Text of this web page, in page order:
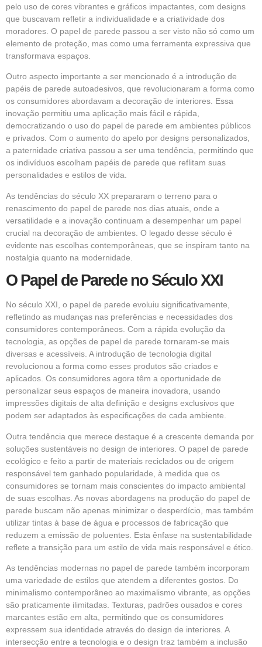
pelo uso de cores vibrantes e gráficos impactantes, com designs
que buscavam refletir a individualidade e a criatividade dos
moradores. O papel de parede passou a ser visto não só como um
elemento de proteção, mas como uma ferramenta expressiva que
transformava espaços.
Outro aspecto importante a ser mencionado é a introdução de
papéis de parede autoadesivos, que revolucionaram a forma como
os consumidores abordavam a decoração de interiores. Essa
inovação permitiu uma aplicação mais fácil e rápida,
democratizando o uso do papel de parede em ambientes públicos
e privados. Com o aumento do apelo por designs personalizados,
a paternidade criativa passou a ser uma tendência, permitindo que
os indivíduos escolham papéis de parede que reflitam suas
personalidades e estilos de vida.
As tendências do século XX prepararam o terreno para o
renascimento do papel de parede nos dias atuais, onde a
versatilidade e a inovação continuam a desempenhar um papel
crucial na decoração de ambientes. O legado desse século é
evidente nas escolhas contemporâneas, que se inspiram tanto na
nostalgia quanto na modernidade.
O Papel de Parede no Século XXI
No século XXI, o papel de parede evoluiu significativamente,
refletindo as mudanças nas preferências e necessidades dos
consumidores contemporâneos. Com a rápida evolução da
tecnologia, as opções de papel de parede tornaram-se mais
diversas e acessíveis. A introdução de tecnologia digital
revolucionou a forma como esses produtos são criados e
aplicados. Os consumidores agora têm a oportunidade de
personalizar seus espaços de maneira inovadora, usando
impressões digitais de alta definição e designs exclusivos que
podem ser adaptados às especificações de cada ambiente.
Outra tendência que merece destaque é a crescente demanda por
soluções sustentáveis no design de interiores. O papel de parede
ecológico e feito a partir de materiais reciclados ou de origem
responsável tem ganhado popularidade, à medida que os
consumidores se tornam mais conscientes do impacto ambiental
de suas escolhas. As novas abordagens na produção do papel de
parede buscam não apenas minimizar o desperdício, mas também
utilizar tintas à base de água e processos de fabricação que
reduzem a emissão de poluentes. Esta ênfase na sustentabilidade
reflete a transição para um estilo de vida mais responsável e ético.
As tendências modernas no papel de parede também incorporam
uma variedade de estilos que atendem a diferentes gostos. Do
minimalismo contemporâneo ao maximalismo vibrante, as opções
são praticamente ilimitadas. Texturas, padrões ousados e cores
marcantes estão em alta, permitindo que os consumidores
expressem sua identidade através do design de interiores. A
intersecção entre a tecnologia e o design traz também a inclusão